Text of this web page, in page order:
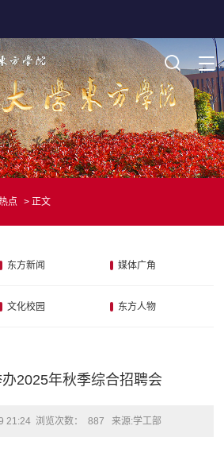
点 > 正文
东方新闻 媒体广角
文化校园 东方人物
2025年秋季综合招聘会
21:24 浏览次数： 887 来源:学工部